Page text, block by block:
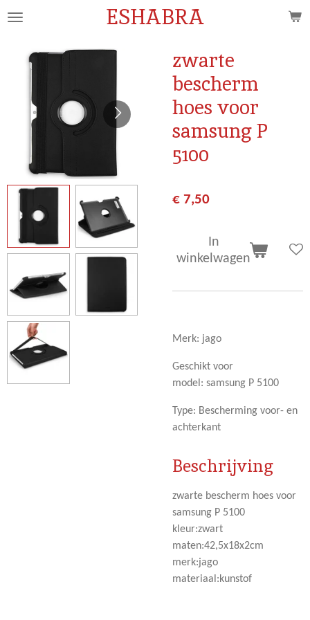
Ga
ESHABRA
zwarte
bescherm
hoes voor
samsung P
5100
€ 7,50
In
winkelwagen
Merk: jago
Geschikt voor
model: samsung P 5100
Type: Bescherming voor- en
achterkant
Beschrijving
zwarte bescherm hoes voor
samsung P 5100
kleur:zwart
maten:42,5x18x2cm
merk:jago
materiaal:kunstof